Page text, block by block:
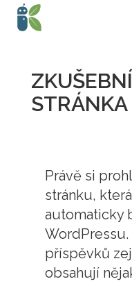
ZKUŠEBNÍ
STRÁNKA
Právě si
stránku,
automaticky
příspěvků
obsahují